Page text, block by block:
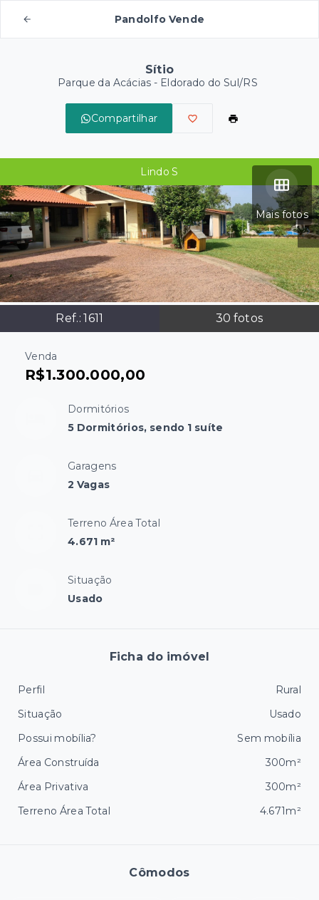
Pandolfo Vende
Sítio
Parque da Acácias - Eldorado do Sul/RS
Compartilhar
Mais fotos
Ref.:1611 30 fotos
Lindo S
Venda
R$1.300.000,00
Dormitórios
5 Dormitórios, sendo 1 suíte
Garagens
2 Vagas
Terreno Área Total
4.671 m²
Situação
Usado
Cômodos
Ficha do imóvel
Perfil
Rural
Situação
Usado
Possui mobília?
Sem mobília
Área Construída
300m²
Área Privativa
300m²
Terreno Área Total
4.671m²